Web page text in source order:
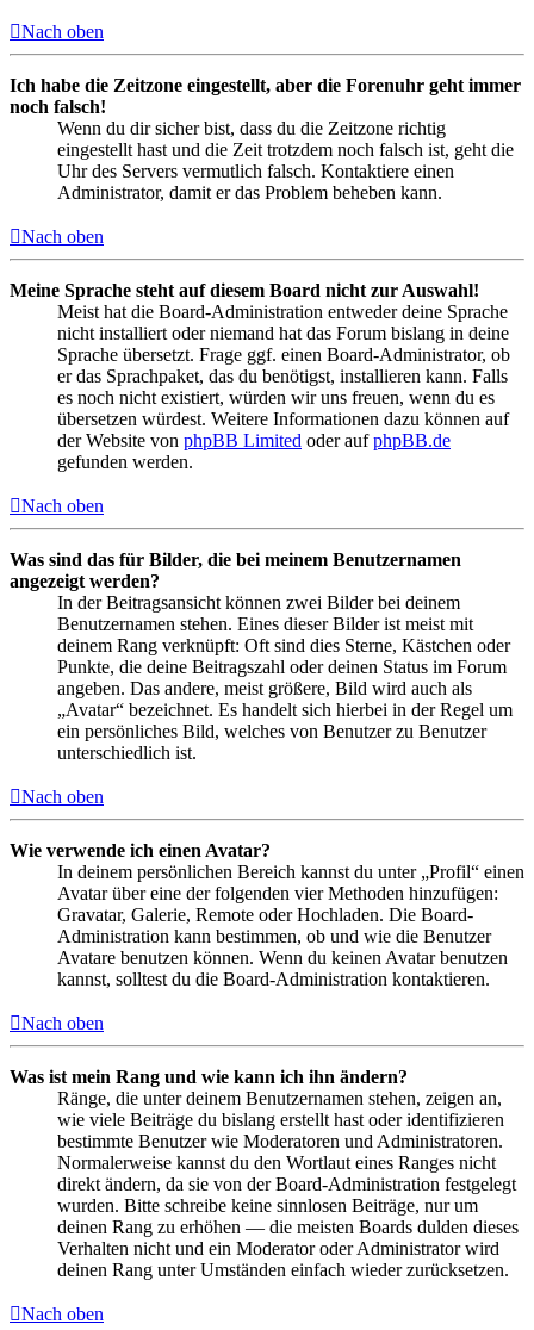
Nach oben
Ich habe die Zeitzone eingestellt, aber die Forenuhr geht immer
noch falsch!
Wenn du dir sicher bist, dass du die Zeitzone richtig
eingestellt hast und die Zeit trotzdem noch falsch ist, geht die
Uhr des Servers vermutlich falsch. Kontaktiere einen
Administrator, damit er das Problem beheben kann.
Nach oben
Meine Sprache steht auf diesem Board nicht zur Auswahl!
Meist hat die Board-Administration entweder deine Sprache
nicht installiert oder niemand hat das Forum bislang in deine
Sprache übersetzt. Frage ggf. einen Board-Administrator, ob
er das Sprachpaket, das du benötigst, installieren kann. Falls
es noch nicht existiert, würden wir uns freuen, wenn du es
übersetzen würdest. Weitere Informationen dazu können auf
der Website von phpBB Limited oder aufphpBB.de
gefunden werden.
Nach oben
Was sind das für Bilder, die bei meinem Benutzernamen
angezeigt werden?
In der Beitragsansicht können zwei Bilder bei deinem
Benutzernamen stehen. Eines dieser Bilder ist meist mit
deinem Rang verknüpft: Oft sind dies Sterne, Kästchen oder
Punkte, die deine Beitragszahl oder deinen Status im Forum
angeben. Das andere, meist größere, Bild wird auch als
„Avatar“ bezeichnet. Es handelt sich hierbei in der Regel um
ein persönliches Bild, welches von Benutzer zu Benutzer
unterschiedlich ist.
Nach oben
Wie verwende ich einen Avatar?
In deinem persönlichen Bereich kannst du unter „Profil“ einen
Avatar über eine der folgenden vier Methoden hinzufügen:
Gravatar, Galerie, Remote oder Hochladen. Die Board-
Administration kann bestimmen, ob und wie die Benutzer
Avatare benutzen können. Wenn du keinen Avatar benutzen
kannst, solltest du die Board-Administration kontaktieren.
Nach oben
Was ist mein Rang und wie kann ich ihn ändern?
Ränge, die unter deinem Benutzernamen stehen, zeigen an,
wie viele Beiträge du bislang erstellt hast oder identifizieren
bestimmte Benutzer wie Moderatoren und Administratoren.
Normalerweise kannst du den Wortlaut eines Ranges nicht
direkt ändern, da sie von der Board-Administration festgelegt
wurden. Bitte schreibe keine sinnlosen Beiträge, nur um
deinen Rang zu erhöhen — die meisten Boards dulden dieses
Verhalten nicht und ein Moderator oder Administrator wird
deinen Rang unter Umständen einfach wieder zurücksetzen.
Nach oben